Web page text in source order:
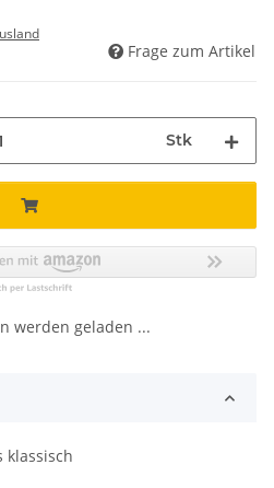
Frage zum Artikel
Stk
werden geladen ...
klassisch